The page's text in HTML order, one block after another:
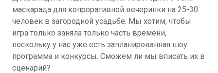
маскарада для копроративной вечеринки на 25-30
человек в загородной усадьбе. Мы хотим, чтобы
игра только заняла только часть времени,
поскольку у нас уже есть запланированная шоу
программа и конкурсы. Сможем ли мы вписать их в
сценарий?